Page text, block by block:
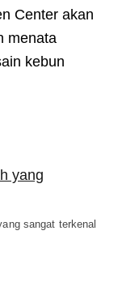
Center akan
menata
kebun
yang
sangat terkenal